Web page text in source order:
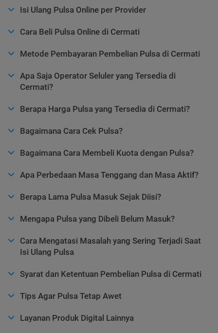
Isi Ulang Pulsa Online per Provider
Cara Beli Pulsa Online di Cermati
Metode Pembayaran Pembelian Pulsa di Cermati
Apa Saja Operator Seluler yang Tersedia di
Cermati?
Berapa Harga Pulsa yang Tersedia di Cermati?
Bagaimana Cara Cek Pulsa?
Bagaimana Cara Membeli Kuota dengan Pulsa?
Apa Perbedaan Masa Tenggang dan Masa Aktif?
Berapa Lama Pulsa Masuk Sejak Diisi?
Mengapa Pulsa yang Dibeli Belum Masuk?
Cara Mengatasi Masalah yang Sering Terjadi Saat
Isi Ulang Pulsa
Syarat dan Ketentuan Pembelian Pulsa di Cermati
Tips Agar Pulsa Tetap Awet
Layanan Produk Digital Lainnya